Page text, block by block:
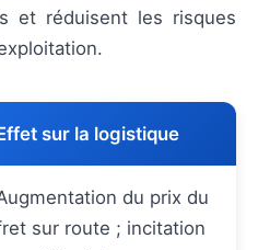
et réduisent les risques
sur la logistique
du prix du
sur route ; incitation